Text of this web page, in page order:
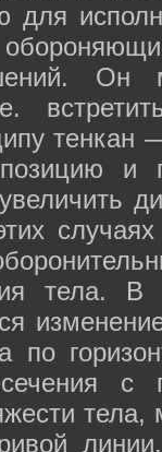
для
Он
тенкан
и
тела.
по
с